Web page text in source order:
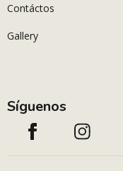
Contáctos
Gallery
Síguenos